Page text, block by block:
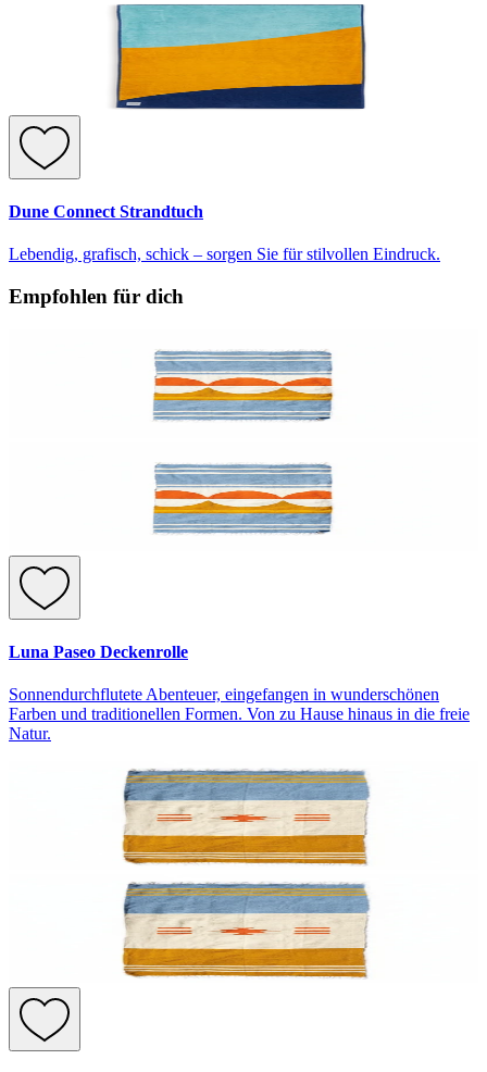
Dune Connect Strandtuch
Lebendig, grafisch, schick – sorgen Sie für stilvollen Eindruck.
Empfohlen für dich
Luna Paseo Deckenrolle
Sonnendurchflutete Abenteuer, eingefangen in wunderschönen
Farben und traditionellen Formen. Von zu Hause hinaus in die freie
Natur.